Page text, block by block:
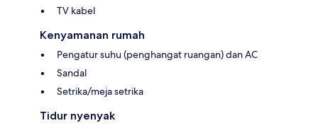
TV kabel
Kenyamanan rumah
Pengatur suhu (penghangat ruangan) dan AC
Sandal
Setrika/meja setrika
Tidur nyenyak